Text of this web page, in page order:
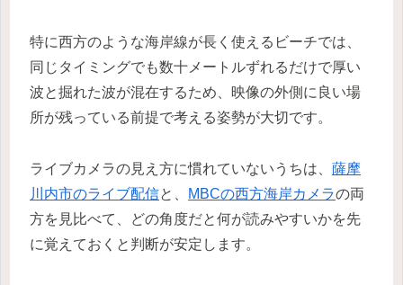
特に西方のような海岸線が長く使えるビーチでは、
同じタイミングでも数十メートルずれるだけで厚い
波と掘れた波が混在するため、映像の外側に良い場
所が残っている前提で考える姿勢が大切です。
ライブカメラの見え方に慣れていないうちは、 薩摩
川内市のライブ配信と、 MBCの西方海岸カメラの両
方を見比べて、どの角度だと何が読みやすいかを先
に覚えておくと判断が安定します。